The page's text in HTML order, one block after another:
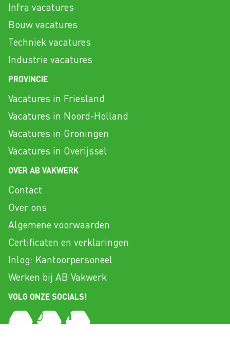
Infra vacatures
Bouw vacatures
Techniek vacatures
Industrie vacatures
PROVINCIE
Vacatures in Friesland
Vacatures in Noord-Holland
Vacatures in Groningen
Vacatures in Overijssel
OVER AB VAKWERK
Contact
Over ons
Algemene voorwaarden
Certificaten en verklaringen
Inlog: Kantoorpersoneel
Werken bij AB Vakwerk
VOLG ONZE SOCIALS!